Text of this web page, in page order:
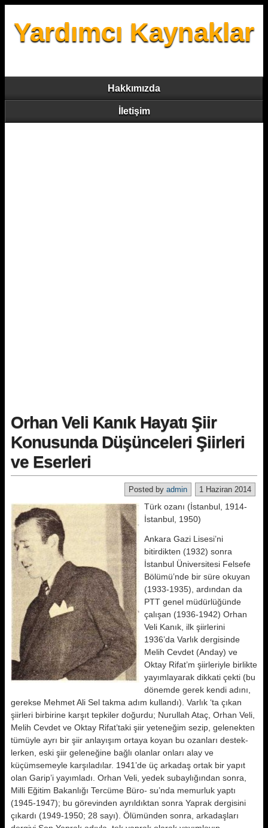
Yardımcı Kaynaklar
Hakkımızda
İletişim
Orhan Veli Kanık Hayatı Şiir
Konusunda Düşünceleri Şiirleri
ve Eserleri
1 Haziran 2014
Posted by admin
Türk ozanı (İstanbul, 1914-
İstanbul, 1950)
Ankara Gazi Lisesi’ni
bitirdikten (1932) sonra
İstanbul Üniversitesi Fel­sefe
Bölümü’nde bir süre okuyan
(1933-1935), ardından da
PTT genel müdürlüğünde
çalışan (1936-1942) Orhan
Veli Kanık, ilk şiirlerini
1936’da Varlık dergisinde
Melih Cev­det (Anday) ve
Oktay Rifat’m şiirleriy­le birlikte
yayımlayarak dikkati çekti (bu
dönemde gerek kendi adını,
gerek­se Mehmet Ali Sel takma adım kullan­dı). Varlık ‘ta çıkan
şiirleri birbirine karşıt tepkiler doğurdu; Nurullah Ataç, Orhan Veli,
Melih Cevdet ve Ok­tay Rifat’taki şiir yeteneğim sezip, ge­lenekten
tümüyle ayrı bir şiir anlayı­şım ortaya koyan bu ozanları destek­
lerken, eski şiir geleneğine bağlı olan­lar onları alay ve
küçümsemeyle kar­şıladılar. 1941’de üç arkadaş ortak bir yapıt
olan Garip’i yayımladı. Or­han Veli, yedek subaylığından sonra,
Milli Eğitim Bakanlığı Tercüme Büro- su’nda memurluk yaptı
(1945-1947); bu görevinden ayrıldıktan sonra Yap­rak dergisini
çıkardı (1949-1950; 28 sayı). Ölümünden sonra, arkadaşları